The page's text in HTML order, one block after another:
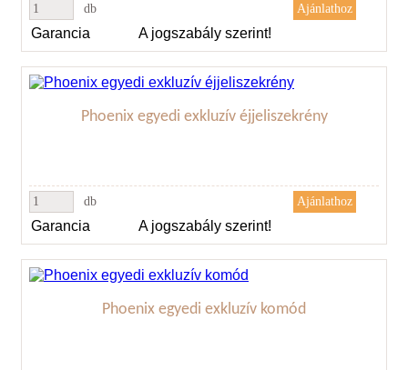
db
Garancia A jogszabály szerint!
Phoenix egyedi exkluzív éjjeliszekrény
db
Garancia A jogszabály szerint!
Phoenix egyedi exkluzív komód